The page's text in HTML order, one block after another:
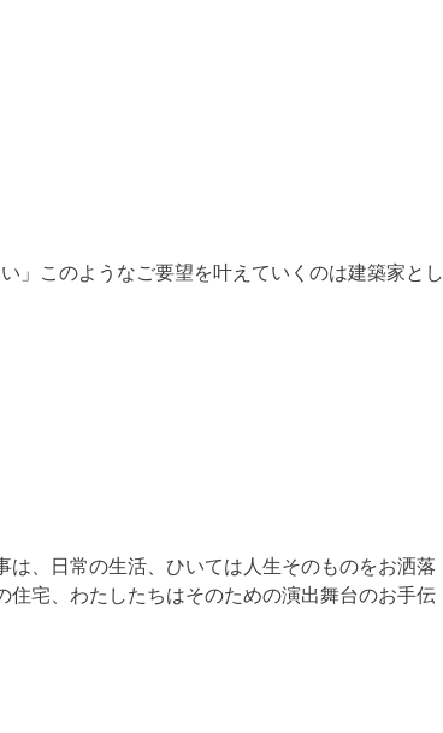
」このようなご要望を叶えていくのは建築家とし
、日常の生活、ひいては人生そのものをお洒落
宅、わたしたちはそのための演出舞台のお手伝